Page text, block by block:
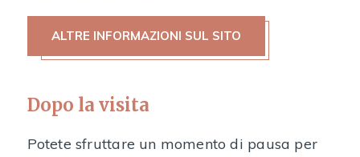
ALTRE INFORMAZIONI SUL SITO
Dopo la visita
Potete sfruttare un momento di pausa per